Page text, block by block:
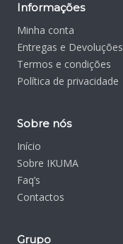
Informações
Minha conta
Entregas e Devoluções
Termos e condições
Política de privacidade
Sobre nós
Início
Sobre IKUMA
Faq’s
Contactos
Grupo